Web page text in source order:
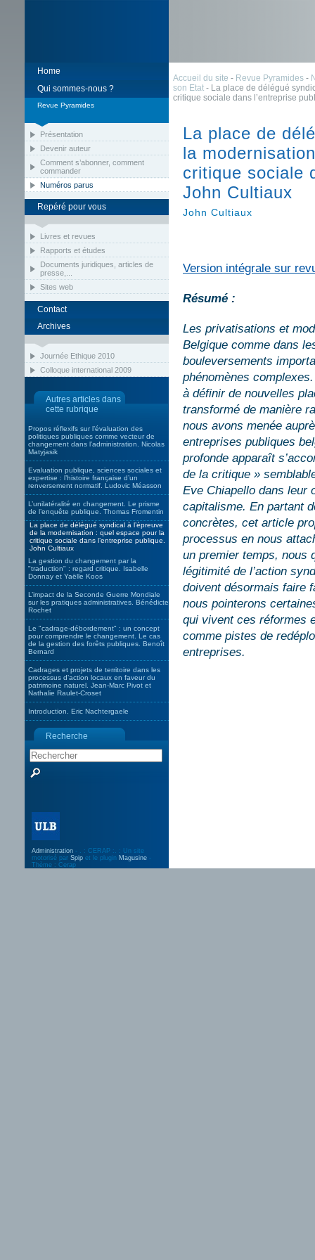
Home
Qui sommes-nous ?
Revue Pyramides
Présentation
Devenir auteur
Comment s’abonner, comment
commander
Numéros parus
Repéré pour vous
Livres et revues
Rapports et études
Documents juridiques, articles de
presse,...
Sites web
Contact
Archives
Journée Ethique 2010
Colloque international 2009
Autres articles dans
cette rubrique
Propos réflexifs sur l’évaluation des
politiques publiques comme vecteur de
changement dans l’administration. Nicolas
Matyjasik
Evaluation publique, sciences sociales et
expertise : l’histoire française d’un
renversement normatif. Ludovic Méasson
L’unilatéralité en changement. Le prisme
de l’enquête publique. Thomas Fromentin
La place de délégué syndical à l’épreuve
de la modernisation : quel espace pour la
critique sociale dans l’entreprise publique.
John Cultiaux
La gestion du changement par la
"traduction" : regard critique. Isabelle
Donnay et Yaëlle Koos
L’impact de la Seconde Guerre Mondiale
sur les pratiques administratives. Bénédicte
Rochet
Le "cadrage-débordement" : un concept
pour comprendre le changement. Le cas
de la gestion des forêts publiques. Benoît
Bernard
Cadrages et projets de territoire dans les
processus d’action locaux en faveur du
patrimoine naturel. Jean-Marc Pivot et
Nathalie Raulet-Croset
Introduction. Eric Nachtergaele
Recherche
Accueil du site - Revue Pyramides -
son Etat - La place de délégué
critique sociale dans l’entreprise
La place de
la
critique sociale
John Cultiaux
John Cultiaux
Version intégrale sur
Résumé :
Les privatisations et
Belgique comme dans
bouleversements
phénomènes
à définir de nouvelles
transformé de manière
nous avons menée
entreprises publiques
profonde apparaît
de la critique »
Eve Chiapello dans leur
capitalisme. En partant
concrètes, cet article
processus en nous
un premier temps, nous
légitimité de l’action
doivent désormais faire
nous pointerons
qui vivent ces réformes
comme pistes de
entreprises.
Administration - . : CERAP :. : Un site
motorisé par Spip et le plugin Magusine -
Thème : Cerap